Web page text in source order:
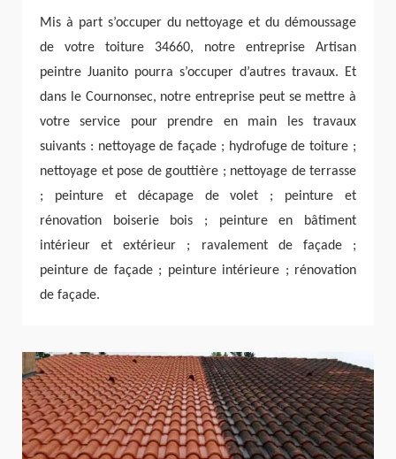
Mis à part s’occuper du nettoyage et du démoussage
de votre toiture 34660, notre entreprise Artisan
peintre Juanito pourra s’occuper d’autres travaux. Et
dans le Cournonsec, notre entreprise peut se mettre à
votre service pour prendre en main les travaux
suivants : nettoyage de façade ; hydrofuge de toiture ;
nettoyage et pose de gouttière ; nettoyage de terrasse
; peinture et décapage de volet ; peinture et
rénovation boiserie bois ; peinture en bâtiment
intérieur et extérieur ; ravalement de façade ;
peinture de façade ; peinture intérieure ; rénovation
de façade.